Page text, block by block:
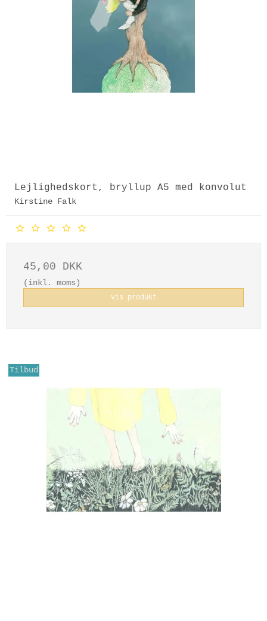
Lejlighedskort, bryllup A5 med konvolut
Kirstine Falk
45,00 DKK
(inkl. moms)
Vis produkt
Tilbud